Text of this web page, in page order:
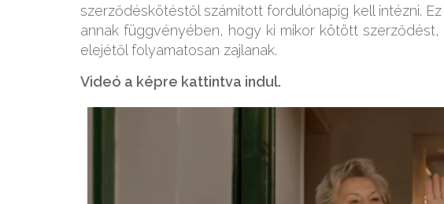
szerződéskötéstől számított fordulónapig kell intézni.
annak függvényében, hogy ki mikor kötött
elejétől folyamatosan zajlanak.
Videó a képre kattintva indul.